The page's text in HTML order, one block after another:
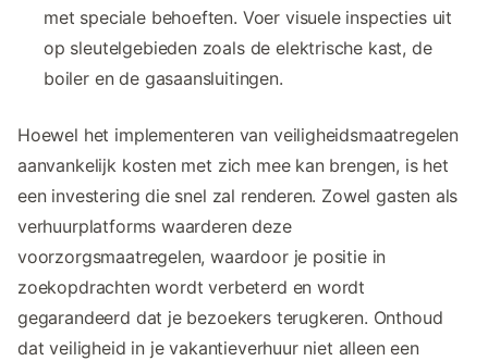
met speciale behoeften. Voer visuele inspecties uit
op sleutelgebieden zoals de elektrische kast, de
boiler en de gasaansluitingen.
Hoewel het implementeren van veiligheidsmaatregelen
aanvankelijk kosten met zich mee kan brengen, is het
een investering die snel zal renderen. Zowel gasten als
verhuurplatforms waarderen deze
voorzorgsmaatregelen, waardoor je positie in
zoekopdrachten wordt verbeterd en wordt
gegarandeerd dat je bezoekers terugkeren. Onthoud
dat veiligheid in je vakantieverhuur niet alleen een